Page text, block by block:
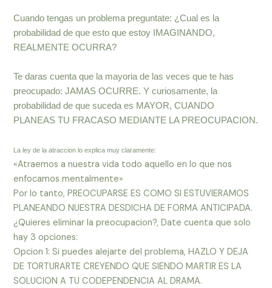
Cuando tengas un problema preguntate: ¿Cual es la
probabilidad de que esto que estoy IMAGINANDO,
REALMENTE OCURRA?
Te daras cuenta que la mayoria de las veces que te has
preocupado: JAMAS OCURRE. Y curiosamente, la
probabilidad de que suceda es MAYOR, CUANDO
PLANEAS TU FRACASO MEDIANTE LA PREOCUPACION.
La ley de la atraccion lo explica muy claramente:
«Atraemos a nuestra vida todo aquello en lo que nos
enfocamos mentalmente»
Por lo tanto, PREOCUPARSE ES COMO SI ESTUVIERAMOS
PLANEANDO NUESTRA DESDICHA DE FORMA ANTICIPADA.
¿Quieres eliminar la preocupacion?, Date cuenta que solo
hay 3 opciones:
Opcion 1: Si puedes alejarte del problema, HAZLO Y DEJA
DE TORTURARTE CREYENDO QUE SIENDO MARTIR ES LA
SOLUCION A TU CODEPENDENCIA AL DRAMA.